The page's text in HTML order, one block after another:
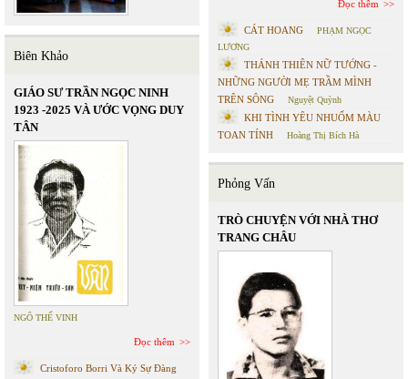
Biên Khảo
GIÁO SƯ TRẦN NGỌC NINH
1923 -2025 VÀ ƯỚC VỌNG DUY
TÂN
NGÔ THẾ VINH
Đọc thêm
Cristoforo Borri Và Ký Sự Đàng
Đọc thêm
CÁT HOANG
PHẠM NGỌC
LƯƠNG
THÁNH THIÊN NỮ TƯỚNG -
NHỮNG NGƯỜI MẸ TRẦM MÌNH
TRÊN SÔNG
Nguyệt Quỳnh
KHI TÌNH YÊU NHUỐM MÀU
TOAN TÍNH
Hoàng Thị Bích Hà
Phỏng Vấn
TRÒ CHUYỆN VỚI NHÀ THƠ
TRANG CHÂU